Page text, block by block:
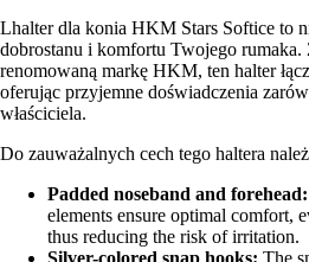
Lhalter dla konia HKM Stars Softice to
dobrostanu i komfortu Twojego
renomowaną markę HKM, ten halter
oferując przyjemne doświadczenia
właściciela.
Do zauważalnych cech tego haltera
Padded noseband and forehead:
elements ensure optimal comfort,
thus reducing the risk of irritation.